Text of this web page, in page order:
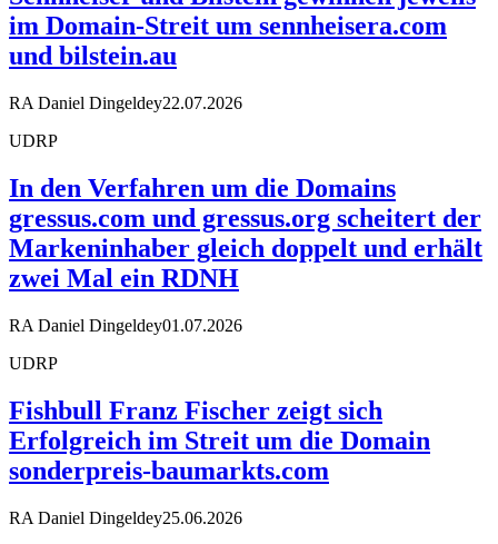
im Domain-Streit um sennheisera.com
und bilstein.au
RA Daniel Dingeldey22.07.2026
UDRP
In den Verfahren um die Domains
gressus.com und gressus.org scheitert der
Markeninhaber gleich doppelt und erhält
zwei Mal ein RDNH
RA Daniel Dingeldey01.07.2026
UDRP
Fishbull Franz Fischer zeigt sich
Erfolgreich im Streit um die Domain
sonderpreis-baumarkts.com
RA Daniel Dingeldey25.06.2026